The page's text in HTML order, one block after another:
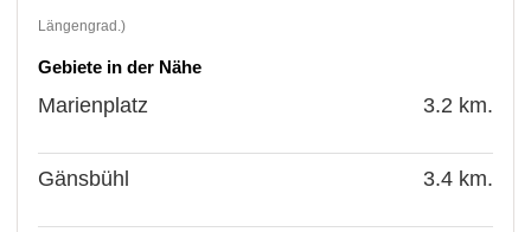
Längengrad.)
Gebiete in der Nähe
Marienplatz 3.2 km.
Gänsbühl 3.4 km.